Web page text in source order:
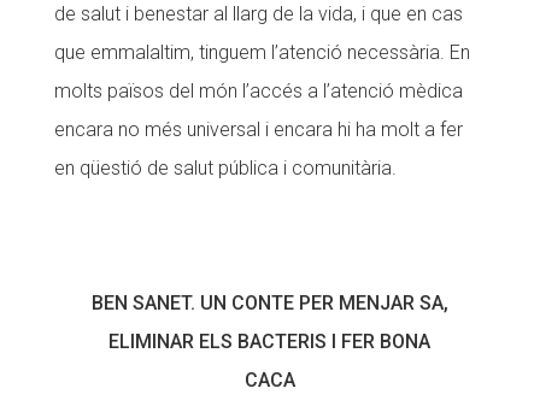
de salut i benestar al llarg de la vida, i que en cas
que emmalaltim, tinguem l’atenció necessària. En
molts països del món l’accés a l’atenció mèdica
encara no més universal i encara hi ha molt a fer
en qüestió de salut pública i comunitària.
BEN SANET. UN CONTE PER MENJAR SA,
ELIMINAR ELS BACTERIS I FER BONA
CACA